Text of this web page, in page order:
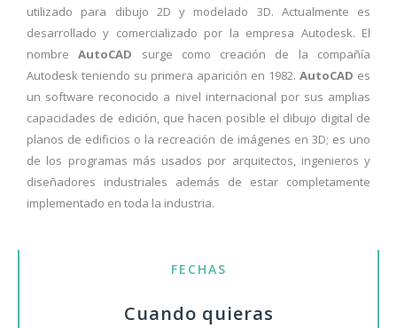
utilizado para dibujo 2D y modelado 3D. Actualmente es
desarrollado y comercializado por la empresa Autodesk. El
nombreAutoCAD surge como creación de la compañía
Autodesk teniendo su primera aparición en 1982. AutoCAD es
un software reconocido a nivel internacional por sus amplias
capacidades de edición, que hacen posible el dibujo digital de
planos de edificios o la recreación de imágenes en 3D; es uno
de los programas más usados por arquitectos, ingenieros y
diseñadores industriales además de estar completamente
implementado en toda la industria.
FECHAS
Cuando quieras